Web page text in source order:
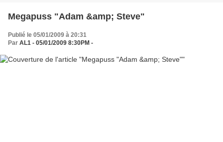
Megapuss "Adam &amp; Steve"
Publié le 05/01/2009 à 20:31
Par AL1 - 05/01/2009 8:30PM -